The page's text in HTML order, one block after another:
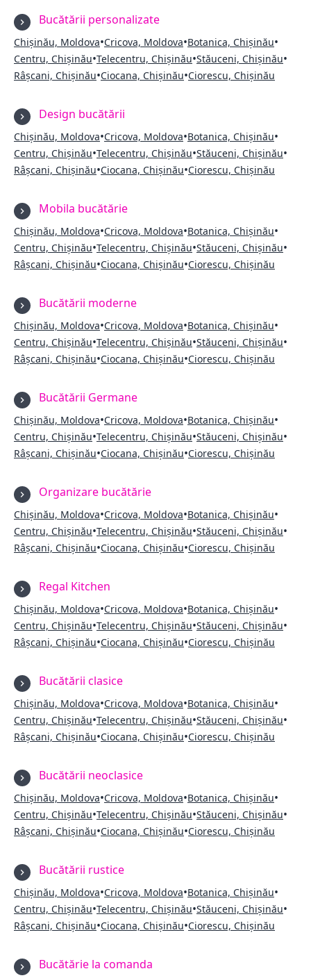
Bucătării personalizate
Chișinău, Moldova•Cricova, Moldova•Botanica, Chișinău•
Centru, Chișinău•Telecentru, Chișinău•Stăuceni, Chișinău•
Râșcani, Chișinău•Ciocana, Chișinău•Ciorescu, Chișinău
Design bucătării
Chișinău, Moldova•Cricova, Moldova•Botanica, Chișinău•
Centru, Chișinău•Telecentru, Chișinău•Stăuceni, Chișinău•
Râșcani, Chișinău•Ciocana, Chișinău•Ciorescu, Chișinău
Mobila bucătărie
Chișinău, Moldova•Cricova, Moldova•Botanica, Chișinău•
Centru, Chișinău•Telecentru, Chișinău•Stăuceni, Chișinău•
Râșcani, Chișinău•Ciocana, Chișinău•Ciorescu, Chișinău
Bucătării moderne
Chișinău, Moldova•Cricova, Moldova•Botanica, Chișinău•
Centru, Chișinău•Telecentru, Chișinău•Stăuceni, Chișinău•
Râșcani, Chișinău•Ciocana, Chișinău•Ciorescu, Chișinău
Bucătării Germane
Chișinău, Moldova•Cricova, Moldova•Botanica, Chișinău•
Centru, Chișinău•Telecentru, Chișinău•Stăuceni, Chișinău•
Râșcani, Chișinău•Ciocana, Chișinău•Ciorescu, Chișinău
Organizare bucătărie
Chișinău, Moldova•Cricova, Moldova•Botanica, Chișinău•
Centru, Chișinău•Telecentru, Chișinău•Stăuceni, Chișinău•
Râșcani, Chișinău•Ciocana, Chișinău•Ciorescu, Chișinău
Regal Kitchen
Chișinău, Moldova•Cricova, Moldova•Botanica, Chișinău•
Centru, Chișinău•Telecentru, Chișinău•Stăuceni, Chișinău•
Râșcani, Chișinău•Ciocana, Chișinău•Ciorescu, Chișinău
Bucătării clasice
Chișinău, Moldova•Cricova, Moldova•Botanica, Chișinău•
Centru, Chișinău•Telecentru, Chișinău•Stăuceni, Chișinău•
Râșcani, Chișinău•Ciocana, Chișinău•Ciorescu, Chișinău
Bucătării neoclasice
Chișinău, Moldova•Cricova, Moldova•Botanica, Chișinău•
Centru, Chișinău•Telecentru, Chișinău•Stăuceni, Chișinău•
Râșcani, Chișinău•Ciocana, Chișinău•Ciorescu, Chișinău
Bucătării rustice
Chișinău, Moldova•Cricova, Moldova•Botanica, Chișinău•
Centru, Chișinău•Telecentru, Chișinău•Stăuceni, Chișinău•
Râșcani, Chișinău•Ciocana, Chișinău•Ciorescu, Chișinău
Bucătărie la comanda